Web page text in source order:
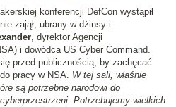
konferencji DefCon wystąpił
zajął, ubrany w dżinsy i
, dyrektor Agencji
i dowódca US Cyber Command.
przed publicznością, by zachęcać
pracy w NSA. W tej sali, właśnie
są potrzebne narodowi do
Potrzebujemy wielkich